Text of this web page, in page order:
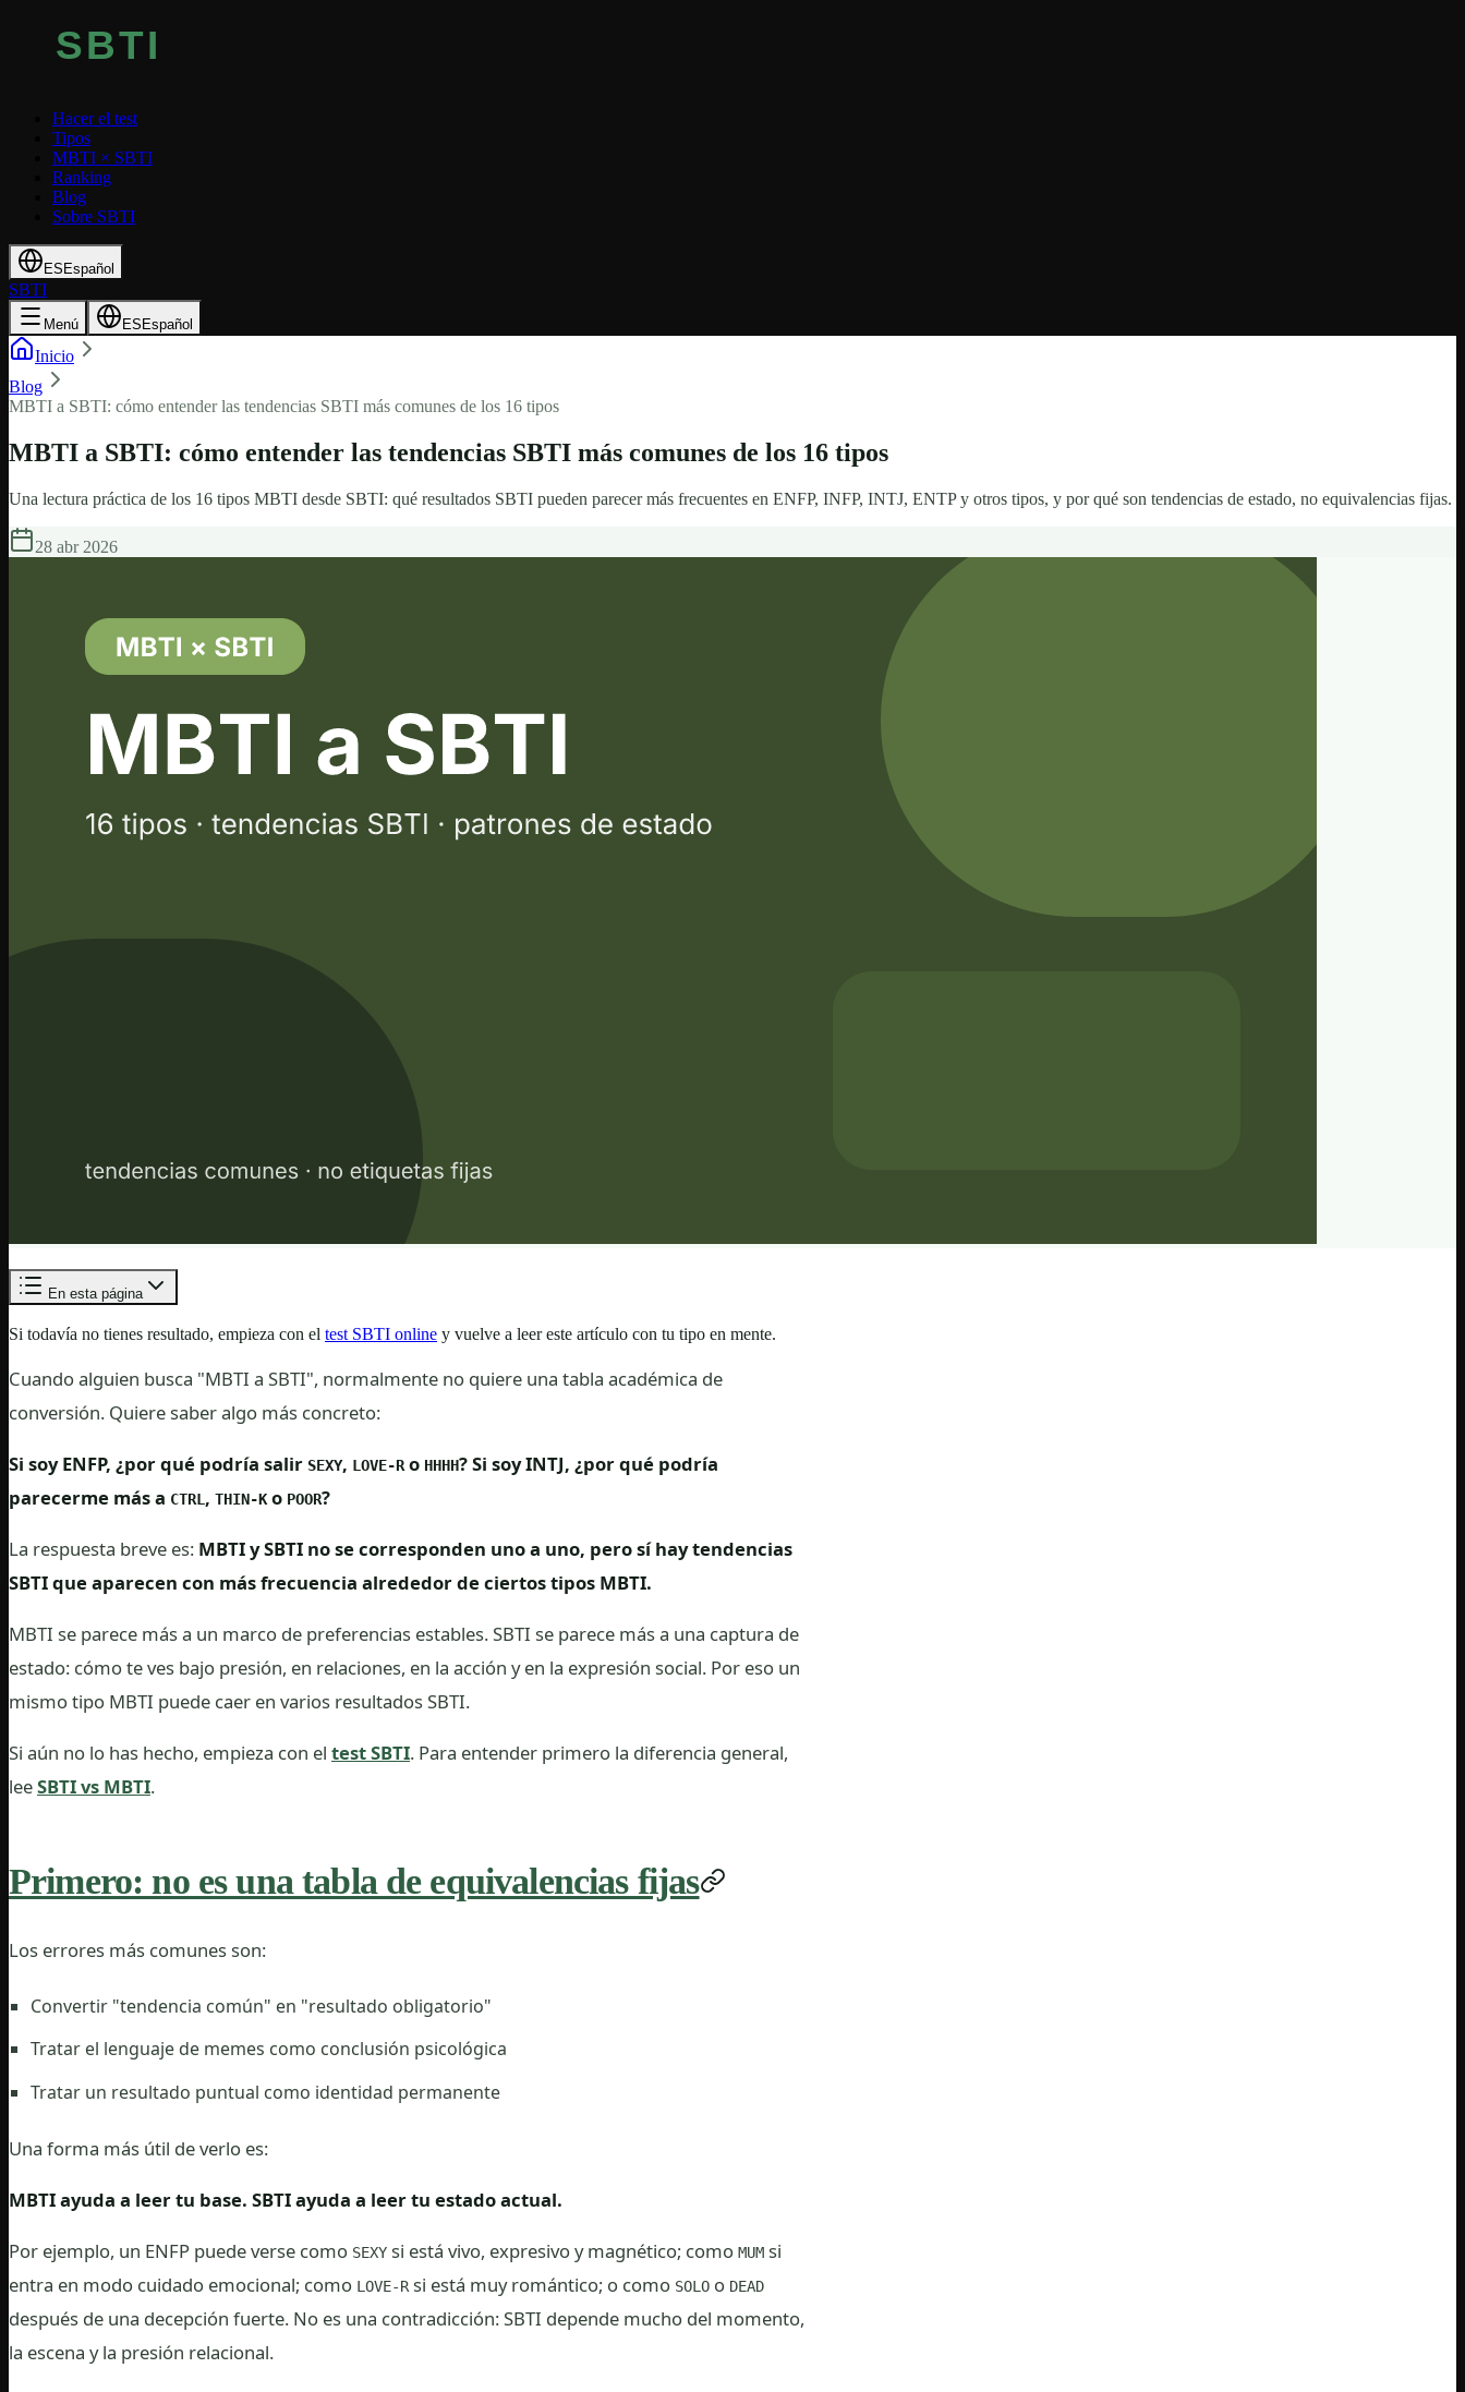
Hacer el test
Tipos
MBTI × SBTI
Ranking
Blog
Sobre SBTI
ES Español
SBTI
Menú ES Español
Inicio
Blog
MBTI a SBTI: cómo entender las tendencias SBTI más comunes de los 16 tipos
MBTI a SBTI: cómo entender las tendencias SBTI más comunes de los 16 tipos
Una lectura práctica de los 16 tipos MBTI desde SBTI: qué resultados SBTI pueden parecer más frecuentes en ENFP, INFP, INTJ, ENTP y otros tipos, y por qué son tendencias de estado, no equivalencias fijas.
28 abr 2026
En esta página
Si todavía no tienes resultado, empieza con el test SBTI online y vuelve a leer este artículo con tu tipo en mente.
Cuando alguien busca "MBTI a SBTI", normalmente no quiere una tabla académica de
conversión. Quiere saber algo más concreto:
Si soy ENFP, ¿por qué podría salir SEXY, LOVE-Ro HHHH? Si soy INTJ, ¿por qué podría
parecerme más a CTRL, THIN-Ko POOR?
La respuesta breve es: MBTI y SBTI no se corresponden uno a uno, pero sí hay tendencias
SBTI que aparecen con más frecuencia alrededor de ciertos tipos MBTI.
MBTI se parece más a un marco de preferencias estables. SBTI se parece más a una captura de
estado: cómo te ves bajo presión, en relaciones, en la acción y en la expresión social. Por eso un
mismo tipo MBTI puede caer en varios resultados SBTI.
Si aún no lo has hecho, empieza con el test SBTI. Para entender primero la diferencia general,
leeSBTI vs MBTI.
Primero: no es una tabla de equivalencias fijas
Los errores más comunes son:
Convertir "tendencia común" en "resultado obligatorio"
Tratar el lenguaje de memes como conclusión psicológica
Tratar un resultado puntual como identidad permanente
Una forma más útil de verlo es:
MBTI ayuda a leer tu base. SBTI ayuda a leer tu estado actual.
Por ejemplo, un ENFP puede verse como SEXY si está vivo, expresivo y magnético; como MUM si
entra en modo cuidado emocional; como LOVE-Rsi está muy romántico; o como SOLO o DEAD
después de una decepción fuerte. No es una contradicción: SBTI depende mucho del momento,
la escena y la presión relacional.